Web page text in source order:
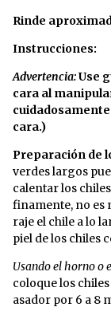
Rinde
Instrucciones:
Advertencia:Use
cara al
cara.)
Preparación de
verdes largos
calentar los
finamente, no es
raje el chile a lo
piel de los chiles
Usando el horno o
coloque los
asador por 6 a 8